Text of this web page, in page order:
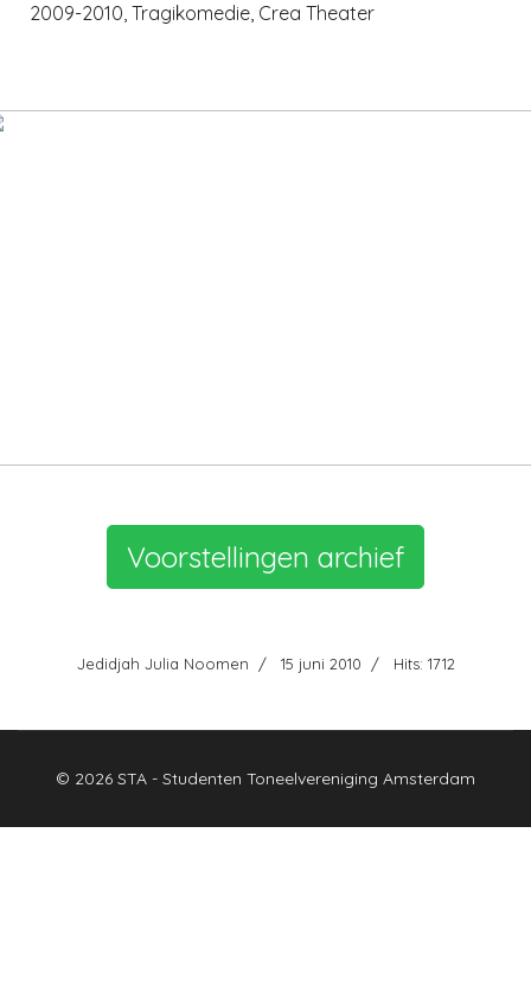
2009-2010, Tragikomedie, Crea Theater
Voorstellingen archief
Jedidjah Julia Noomen 15 juni 2010 Hits: 1712
© 2026 STA - Studenten Toneelvereniging Amsterdam